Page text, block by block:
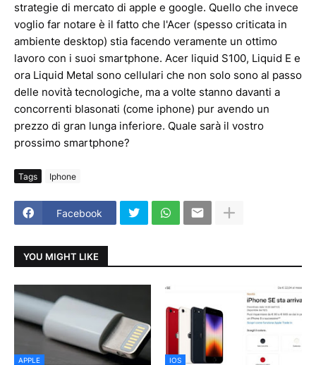
strategie di mercato di apple e google. Quello che invece
voglio far notare è il fatto che l'Acer (spesso criticata in
ambiente desktop) stia facendo veramente un ottimo
lavoro con i suoi smartphone. Acer liquid S100, Liquid E e
ora Liquid Metal sono cellulari che non solo sono al passo
delle novità tecnologiche, ma a volte stanno davanti a
concorrenti blasonati (come iphone) pur avendo un
prezzo di gran lunga inferiore. Quale sarà il vostro
prossimo smartphone?
Tags Iphone
Facebook
YOU MIGHT LIKE
APPLE IOS